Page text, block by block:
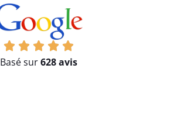
Basé sur628 avis